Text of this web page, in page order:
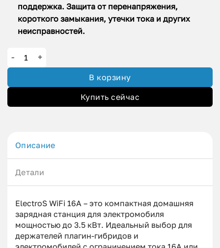
поддержка. Защита от перенапряжения,
короткого замыкания, утечки тока и других
неисправностей.
Количество товара Зарядное устройство для ElectroS WI-
В корзину
Купить сейчас
Описание
Детали
ElectroS WiFi 16А – это компактная домашняя
зарядная станция для электромобиля
мощностью до 3.5 кВт. Идеальный выбор для
держателей плагин-гибридов и